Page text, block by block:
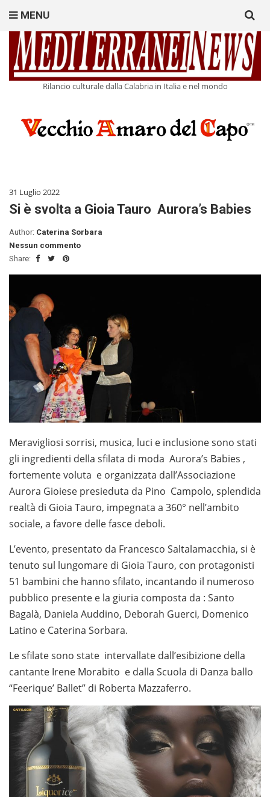
Rilancio culturale dalla Calabria in Italia e nel mondo
MENU
for:
31 Luglio 2022
Si è svolta a Gioia Tauro Aurora’s Babies
Author: Caterina Sorbara
Nessun commento
Share:
Meravigliosi sorrisi, musica, luci e inclusione sono stati
gli ingredienti della sfilata di moda Aurora’s Babies ,
fortemente voluta e organizzata dall’Associazione
Aurora Gioiese presieduta da Pino Campolo, splendida
realtà di Gioia Tauro, impegnata a 360° nell’ambito
sociale, a favore delle fasce deboli.
L’evento, presentato da Francesco Saltalamacchia, si è
tenuto sul lungomare di Gioia Tauro, con protagonisti
51 bambini che hanno sfilato, incantando il numeroso
pubblico presente e la giuria composta da : Santo
Bagalà, Daniela Auddino, Deborah Guerci, Domenico
Latino e Caterina Sorbara.
Le sfilate sono state intervallate dall’esibizione della
cantante Irene Morabito e dalla Scuola di Danza ballo
“Feerique’ Ballet” di Roberta Mazzaferro.